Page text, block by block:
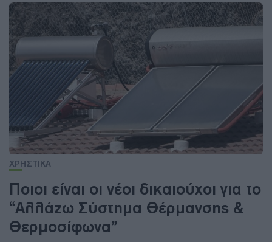
ΧΡΗΣΤΙΚΑ
Ποιοι είναι οι νέοι δικαιούχοι για το
“Αλλάζω Σύστημα Θέρμανσης &
Θερμοσίφωνα”